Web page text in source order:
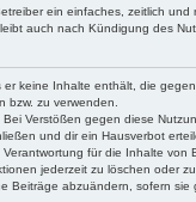
ein einfaches, zeitlich
auch nach Kündigung des
er keine Inhalte enthält, die
bzw. zu verwenden.
Verstößen gegen diese
und dir ein Hausverbot
für die Inhalte
jederzeit zu löschen oder zu
Beiträge abzuändern, sofern